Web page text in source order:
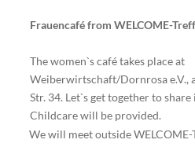
Frauencafé from WELCOME-Treff
The women`s café takes place at
Weiberwirtschaft/Dornrosa e.V.,
Str. 34. Let`s get together to
Childcare will be provided.
We will meet outside WELCOME-